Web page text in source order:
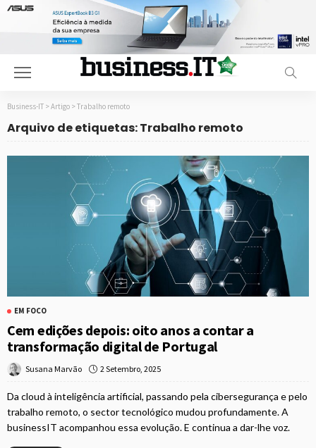
Business-IT > Artigo > Trabalho remoto
Arquivo de etiquetas: Trabalho remoto
EM FOCO
Cem edições depois: oito anos a contar a
transformação digital de Portugal
Susana Marvão 2 Setembro, 2025
Da cloud à inteligência artificial, passando pela cibersegurança e pelo
trabalho remoto, o sector tecnológico mudou profundamente. A
businessIT acompanhou essa evolução. E continua a dar-lhe voz.